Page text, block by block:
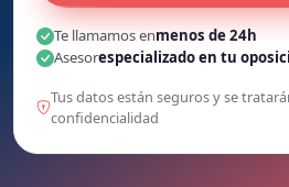
Te llamamos enmenos de 24h
Asesorespecializado en tu
Tus datos están seguros y se
confidencialidad